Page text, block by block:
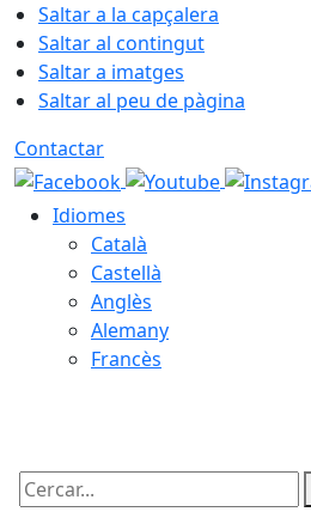
Saltar a la capçalera
Saltar al contingut
Saltar a imatges
Saltar al peu de pàgina
Contactar
Idiomes
Català
Castellà
Anglès
Alemany
Francès
Cercar: